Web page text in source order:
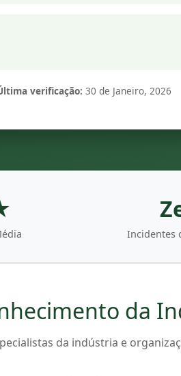
verificação: 30 de Janeiro, 2026
Incidentes
da
da indústria e